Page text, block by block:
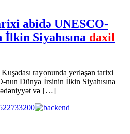
abidə UNESCO-
Siyahısına daxil
rayonunda yerləşən tarixi
nun Dünya İrsinin İlkin Siyahısına
və […]